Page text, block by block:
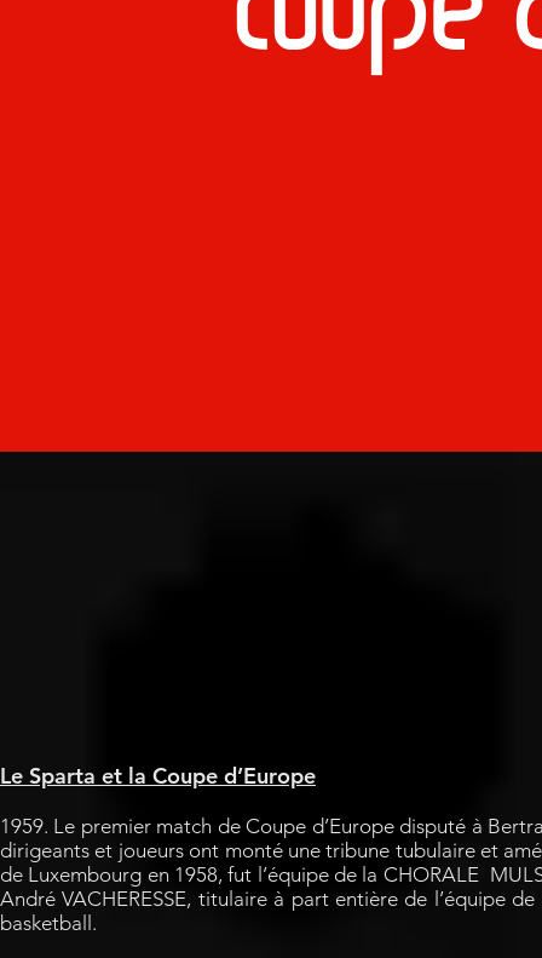
Le Sparta et la Coupe d’Europe
1959. Le premier match de Coupe d’Europe disputé à
dirigeants et joueurs ont monté une tribune tubulaire et
de Luxembourg en 1958, fut l’équipe de la CHORALE
André VACHERESSE, titulaire à part entière de l’équipe
basketball.